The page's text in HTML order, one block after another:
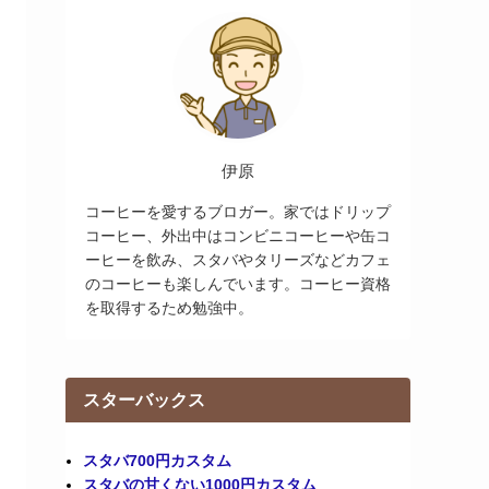
伊原
コーヒーを愛するブロガー。家ではドリップ
コーヒー、外出中はコンビニコーヒーや缶コ
ーヒーを飲み、スタバやタリーズなどカフェ
のコーヒーも楽しんでいます。コーヒー資格
を取得するため勉強中。
スターバックス
スタバ700円カスタム
スタバの甘くない1000円カスタム